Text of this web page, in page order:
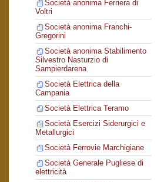
Società anonima Ferriera di
Voltri
Società anonima Franchi-
Gregorini
Società anonima Stabilimento
Silvestro Nasturzio di
Sampierdarena
Società Elettrica della
Campania
Società Elettrica Teramo
Società Esercizi Siderurgici e
Metallurgici
Società Ferrovie Marchigiane
Società Generale Pugliese di
elettricità